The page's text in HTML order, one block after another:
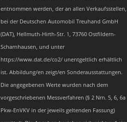
entnommen werden, der an allen Verkaufsstellen,
bei der Deutschen Automobil Treuhand GmbH
(DAT), Hellmuth-Hirth-Str. 1, 73760 Ostfildern-
Scharnhausen, und unter
https://www.dat.de/co2/ unentgeltlich erhältlich
ist. Abbildung/en zeigt/en Sonderausstattungen.
Die angegebenen Werte wurden nach dem
vorgeschriebenen Messverfahren (§ 2 Nrn. 5, 6, 6a
Pkw-EnVKV in der jeweils geltenden Fassung)